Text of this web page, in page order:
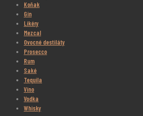
Koňak
Gin
Likéry
Mezcal
Ovocné destiláty
Prosecco
Rum
Saké
Tequila
Víno
Vodka
Whisky